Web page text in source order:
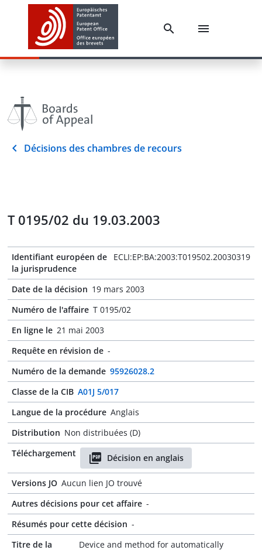
Décisions des chambres de recours
T 0195/02 du 19.03.2003
Identifiant européen de
la jurisprudence
ECLI:EP:BA:2003:T019502.20030319
Date de la décision 19 mars 2003
Numéro de l'affaire T 0195/02
En ligne le 21 mai 2003
Requête en révision de -
Numéro de la demande 95926028.2
Classe de la CIB A01J 5/017
Langue de la procédure Anglais
Distribution Non distribuées (D)
Téléchargement
Décision en anglais
Versions JO Aucun lien JO trouvé
Autres décisions pour cet affaire -
Résumés pour cette décision -
Titre de la
Device and method for automatically